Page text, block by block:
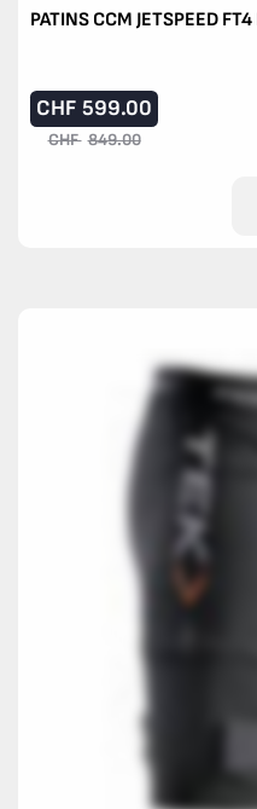
PATINS CCM JETSPEED FT4
CHF 599.00
CHF 849.00